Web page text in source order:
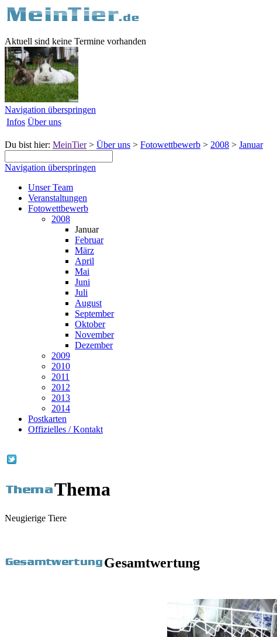
Aktuell sind keine Termine vorhanden
Navigation überspringen
Infos Über uns
Du bist hier: MeinTier> Über uns > Fotowettbewerb > 2008 > Januar
Navigation überspringen
Unser Team
Veranstaltungen
Fotowettbewerb
2008
Januar
Februar
März
April
Mai
Juni
Juli
August
September
Oktober
November
Dezember
2009
2010
2011
2012
2013
2014
Postkarten
Offizielles / Kontakt
Thema
Neugierige Tiere
Gesamtwertung